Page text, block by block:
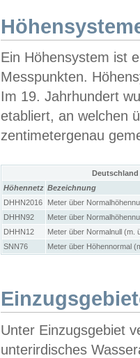
Ein Höhensystem ist
Messpunkten.
Im 19. Jahrhundert
etabliert, an welchen
zentimetergenau
Höhennetz Bezeichnung
DHHN2016
Meter über
DHHN92
Meter über
DHHN12
Meter über Normalnull (m.
SNN76
Meter über Höhennormal
Unter Einzugsgebiet
unterirdisches